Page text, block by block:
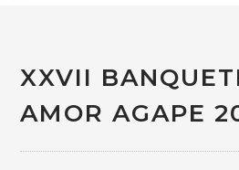
XXVII
AMOR AGAPE